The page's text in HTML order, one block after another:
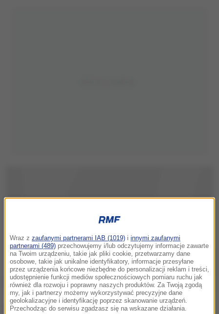
Więźniowie mieliby wykonywać prace społecznie
Wraz z zaufanymi partnerami IAB (1019) i innymi zaufanymi
partnerami (489) przechowujemy i/lub odczytujemy informacje zawarte
na Twoim urządzeniu, takie jak pliki cookie, przetwarzamy dane
osobowe, takie jak unikalne identyfikatory, informacje przesyłane
przez urządzenia końcowe niezbędne do personalizacji reklam i treści,
udostępnienie funkcji mediów społecznościowych pomiaru ruchu jak
również dla rozwoju i poprawny naszych produktów. Za Twoją zgodą
my, jak i partnerzy możemy wykorzystywać precyzyjne dane
geolokalizacyjne i identyfikację poprzez skanowanie urządzeń.
Przechodząc do serwisu zgadzasz się na wskazane działania.